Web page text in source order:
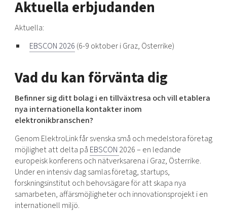
Shaping cities and regions
Bright East
Reversed mentorship
Current offers and activities
Upscaling
Talent & skills
Startup & industry collaboration
Funding opportunities
Our community of companies
Projects
Project toolbox
Our clusters
Reach out to us
Locations
Today's lunch in Mjärdevi
Aktuella erbjudanden
Aktuella:
EBSCON 2026 (6-9 oktober i Graz, Österrike)
Vad du kan förvänta dig
Befinner sig ditt bolag i en tillväxtresa och vill etablera
nya internationella kontakter inom
elektronikbranschen?
Genom ElektroLink får svenska små och medelstora företag
möjlighet att delta på EBSCON 2026 – en ledande
europeisk konferens och nätverksarena i Graz, Österrike.
Under en intensiv dag samlas företag, startups,
forskningsinstitut och behovsägare för att skapa nya
samarbeten, affärsmöjligheter och innovationsprojekt i en
internationell miljö.